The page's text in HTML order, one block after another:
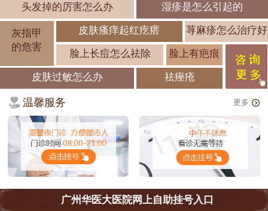
头发掉的厉害怎么办 湿疹是怎么引起的
灰指甲
的危害
皮肤瘙痒起红疙瘩 荨麻疹怎么治疗好
脸上长痘怎么祛除 脸上有疤痕
皮肤过敏怎么办 祛痤疮
温馨服务 更多
广州华医大医院网上自助挂号入口